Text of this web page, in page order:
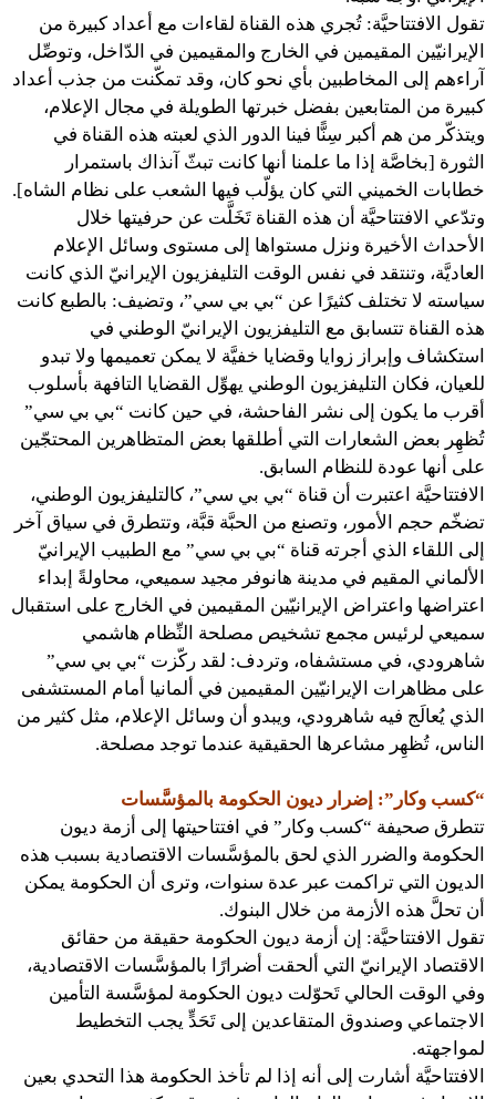
تقول الافتتاحيَّة: تُجري هذه القناة لقاءات مع أعداد كبيرة من
الإيرانيّين المقيمين في الخارج والمقيمين في الدّاخل، وتوصِّل
آراءهم إلى المخاطبين بأي نحو كان، وقد تمكّنت من جذب أعداد
كبيرة من المتابعين بفضل خبرتها الطويلة في مجال الإعلام،
ويتذكّر من هم أكبر سِنًّا فينا الدور الذي لعبته هذه القناة في
الثورة [بخاصَّة إذا ما علمنا أنها كانت تبثّ آنذاك باستمرار
خطابات الخميني التي كان يؤلّب فيها الشعب على نظام الشاه].
وتدّعي الافتتاحيَّة أن هذه القناة تَخَلَّت عن حرفيتها خلال
الأحداث الأخيرة ونزل مستواها إلى مستوى وسائل الإعلام
العاديَّة، وتنتقد في نفس الوقت التليفزيون الإيرانيّ الذي كانت
سياسته لا تختلف كثيرًا عن “بي بي سي”، وتضيف: بالطبع كانت
هذه القناة تتسابق مع التليفزيون الإيرانيّ الوطني في
استكشاف وإبراز زوايا وقضايا خفيَّة لا يمكن تعميمها ولا تبدو
للعيان، فكان التليفزيون الوطني يهوِّل القضايا التافهة بأسلوب
أقرب ما يكون إلى نشر الفاحشة، في حين كانت “بي بي سي”
تُظهِر بعض الشعارات التي أطلقها بعض المتظاهرين المحتجّين
على أنها عودة للنظام السابق.
الافتتاحيَّة اعتبرت أن قناة “بي بي سي”، كالتليفزيون الوطني،
تضخّم حجم الأمور، وتصنع من الحبَّة قبَّة، وتتطرق في سياق آخر
إلى اللقاء الذي أجرته قناة “بي بي سي” مع الطبيب الإيرانيّ
الألماني المقيم في مدينة هانوفر مجيد سميعي، محاولةً إبداء
اعتراضها واعتراض الإيرانيّين المقيمين في الخارج على استقبال
سميعي لرئيس مجمع تشخيص مصلحة النِّظام هاشمي
شاهرودي، في مستشفاه، وتردف: لقد ركّزت “بي بي سي”
على مظاهرات الإيرانيّين المقيمين في ألمانيا أمام المستشفى
الذي يُعالَج فيه شاهرودي، ويبدو أن وسائل الإعلام، مثل كثير من
الناس، تُظهِر مشاعرها الحقيقية عندما توجد مصلحة.
“كسب وكار”: إضرار ديون الحكومة بالمؤسَّسات
تتطرق صحيفة “كسب وكار” في افتتاحيتها إلى أزمة ديون
الحكومة والضرر الذي لحق بالمؤسَّسات الاقتصادية بسبب هذه
الديون التي تراكمت عبر عدة سنوات، وترى أن الحكومة يمكن
أن تحلَّ هذه الأزمة من خلال البنوك.
تقول الافتتاحيَّة: إن أزمة ديون الحكومة حقيقة من حقائق
الاقتصاد الإيرانيّ التي ألحقت أضرارًا بالمؤسَّسات الاقتصادية،
وفي الوقت الحالي تَحوّلت ديون الحكومة لمؤسَّسة التأمين
الاجتماعي وصندوق المتقاعدين إلى تَحَدٍّ يجب التخطيط
لمواجهته.
الافتتاحيَّة أشارت إلى أنه إذا لم تأخذ الحكومة هذا التحدي بعين